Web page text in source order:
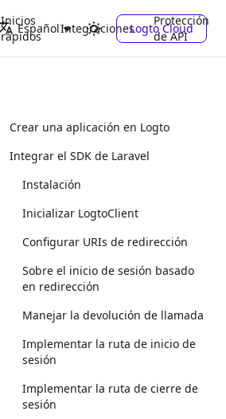
Inicios
rápidos
Integraciones
Protección
de API
Español Logto Cloud
Crear una aplicación en Logto
Integrar el SDK de Laravel
Instalación
Inicializar LogtoClient
Configurar URIs de redirección
Sobre el inicio de sesión basado
en redirección
Manejar la devolución de llamada
Implementar la ruta de inicio de
sesión
Implementar la ruta de cierre de
sesión